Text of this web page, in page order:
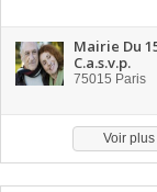
Mairie Du
C.a.s.v.p.
75015 Paris
Voir plus